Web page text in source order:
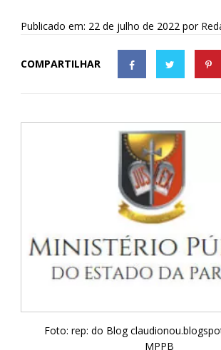
Publicado em: 22 de julho de 2022 por
COMPARTILHAR
Foto: rep: do Blog
MPPB